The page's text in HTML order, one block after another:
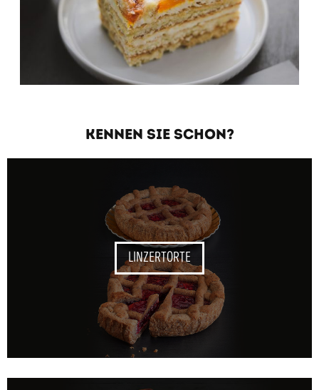
KENNEN SIE SCHON?
LINZERTORTE